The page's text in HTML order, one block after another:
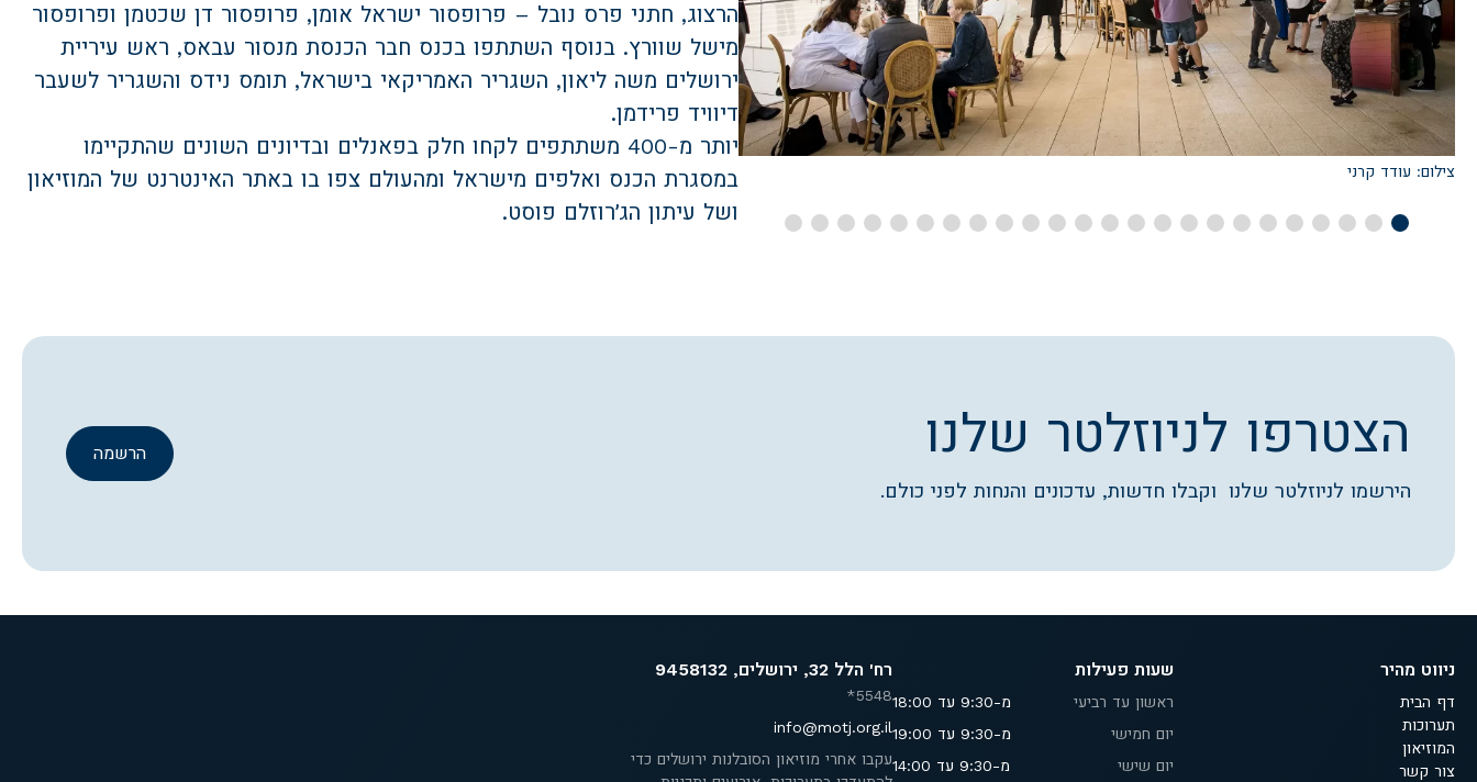
הרצוג, חתני פרס נובל – פרופסור ישראל אומן, פרופסור דן שכטמן ופרופסור
מישל שוורץ. בנוסף השתתפו בכנס חבר הכנסת מנסור עבאס, ראש עיריית
ירושלים משה ליאון, השגריר האמריקאי בישראל, תומס נידס והשגריר לשעבר
דיוויד פרידמן.
יותר מ-400 משתתפים לקחו חלק בפאנלים ובדיונים השונים שהתקיימו
במסגרת הכנס ואלפים מישראל ומהעולם צפו בו באתר האינטרנט של המוזיאון
ושל עיתון הג׳רוזלם פוסט.
צילום: עודד קרני
צילום: עודד קרני
הצטרפו לניוזלטר שלנו
הירשמו לניוזלטר שלנו וקבלו חדשות, עדכונים והנחות לפני כולם.
הרשמה
ניווט מהיר
דף הבית
תערוכות
המוזיאון
צור קשר
שעות פעילות
ראשון עד רביעי
מ-9:30 עד 18:00
יום חמישי
מ-9:30 עד 19:00
יום שישי
מ-9:30 עד 14:00
רח' הלל 32, ירושלים, 9458132
5548*
info@motj.org.il
עקבו אחרי מוזיאון הסובלנות ירושלים כדי